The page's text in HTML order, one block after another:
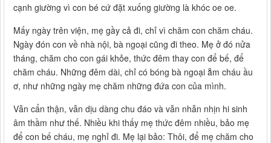
cạnh giường vì con bé cứ đặt xuống giường là khóc oe oe.
Mấy ngày trên viện, mẹ gầy cả đi, chỉ vì chăm con chăm cháu.
Ngày đón con về nhà nội, bà ngoại cũng đi theo. Mẹ ở đó nửa
tháng, chăm cho con gái khỏe, thức đêm thay con để bế, để
chăm cháu. Những đêm dài, chỉ có bóng bà ngoại ẵm cháu ầu
ơ, như những ngày mẹ chăm những đứa con của mình.
Vẫn cẩn thận, vẫn dịu dàng chu đáo và vẫn nhẫn nhịn hi sinh
âm thầm như thế. Nhiều khi thấy mẹ thức đêm nhiều, bảo mẹ
để con bế cháu, mẹ nghỉ đi. Mẹ lại bảo: Thôi, để mẹ chăm cho